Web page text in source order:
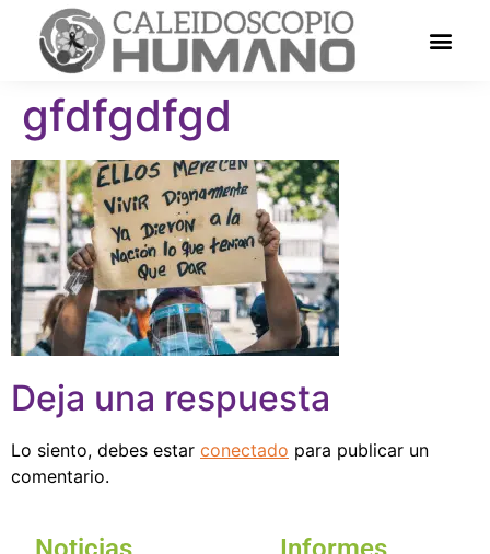
gfdfgdfgd
Deja una respuesta
Lo siento, debes estar conectado para publicar un
comentario.